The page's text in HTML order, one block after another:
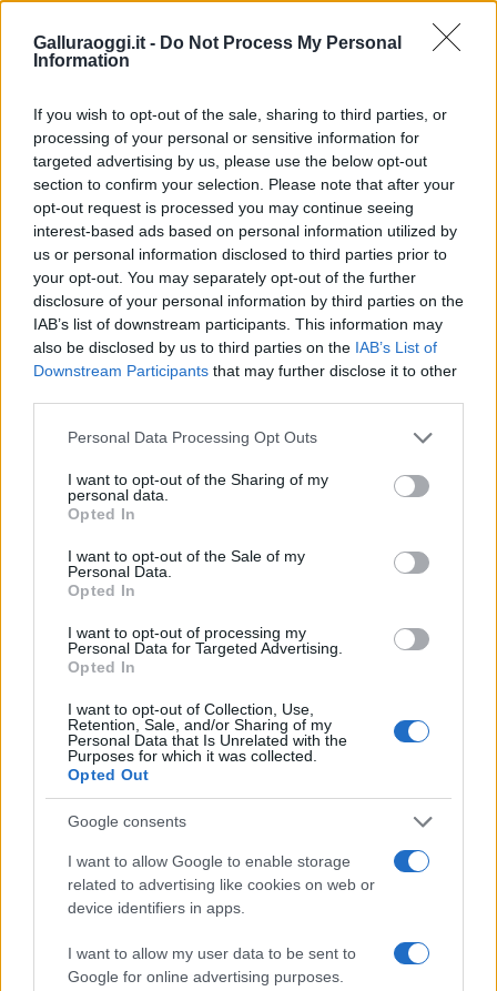
Galluraoggi.it - Do Not Process My Personal
Information
If you wish to opt-out of the sale, sharing to third parties, or
processing of your personal or sensitive information for
targeted advertising by us, please use the below opt-out
section to confirm your selection. Please note that after your
opt-out request is processed you may continue seeing
interest-based ads based on personal information utilized by
us or personal information disclosed to third parties prior to
your opt-out. You may separately opt-out of the further
disclosure of your personal information by third parties on the
IAB’s list of downstream participants. This information may
also be disclosed by us to third parties on the IAB’s List of
Downstream Participants that may further disclose it to other
Please note that this website/app uses one or more Google
not limited to your visit or usage behaviour. You may click to
grant or deny consent to Google and its third-party tags to
use your data for below specified purposes in below Google
consent section.
Personal Data Processing Opt Outs
I want to opt-out of the Sharing of my
personal data.
Opted In
I want to opt-out of the Sale of my
Personal Data.
Opted In
I want to opt-out of processing my
Personal Data for Targeted Advertising.
Opted In
I want to opt-out of Collection, Use,
Retention, Sale, and/or Sharing of my
Personal Data that Is Unrelated with the
Purposes for which it was collected.
Opted Out
Google consents
I want to allow Google to enable storage
related to advertising like cookies on web or
device identifiers in apps.
I want to allow my user data to be sent to
Google for online advertising purposes.
Ricevi le nostre ultime news
da Google News
Condividi l'articolo
F
a
ce
b
o
o
k
T
w
it
te
r
Pi
n
te
re
st
W
h
at
s
A
p
S
h
a
re
Articolo precedente
Prossimo articolo
NOTIZIE RECENTI
A fuoco un deposito con bombole, intervento dei
vigili del fuoco a Rudalza
Ristorante distrutto dalle fiamme a La
Le previsioni meteo per il weekend a Olbia e in
Gallura
Michelle Hunziker in Gallura, bella anche dal
vivo: un amico vip svela come fa
Calangianus, dopo le polemiche il centro
accoglienza minori chiude